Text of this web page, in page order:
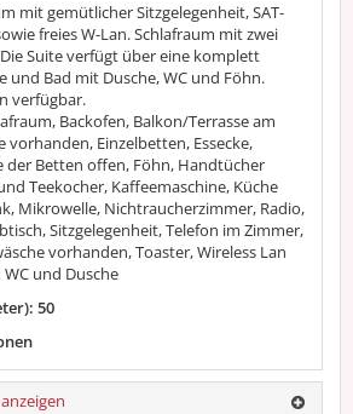
mit gemütlicher Sitzgelegenheit, SAT-
freies W-Lan. Schlafraum mit zwei
Suite verfügt über eine komplett
und Bad mit Dusche, WC und Föhn.
verfügbar.
Backofen, Balkon/Terrasse am
vorhanden, Einzelbetten, Essecke,
der Betten offen, Föhn, Handtücher
Teekocher, Kaffeemaschine, Küche
Mikrowelle, Nichtraucherzimmer, Radio,
Sitzgelegenheit, Telefon im Zimmer,
vorhanden, Toaster, Wireless Lan
WC und Dusche
50